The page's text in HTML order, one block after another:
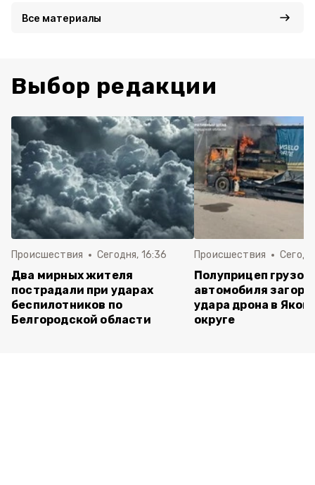
Все материалы
Выбор редакции
Происшествия Сегодня, 16:36
Два мирных жителя
пострадали при ударах
беспилотников по
Белгородской области
Происшествия
Полуприцеп
автомобиля
удара дрона в
округе